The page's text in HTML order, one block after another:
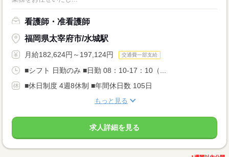
看護師・准看護師
福岡県太宰府市/水城駅
月給182,624円～197,124円 交通費一部支給
■シフト 日勤のみ ■日勤 08：10-17：10（...
■休日制度 4週8休制 ■年間休日数 105日
もっと見る
求人詳細を見る